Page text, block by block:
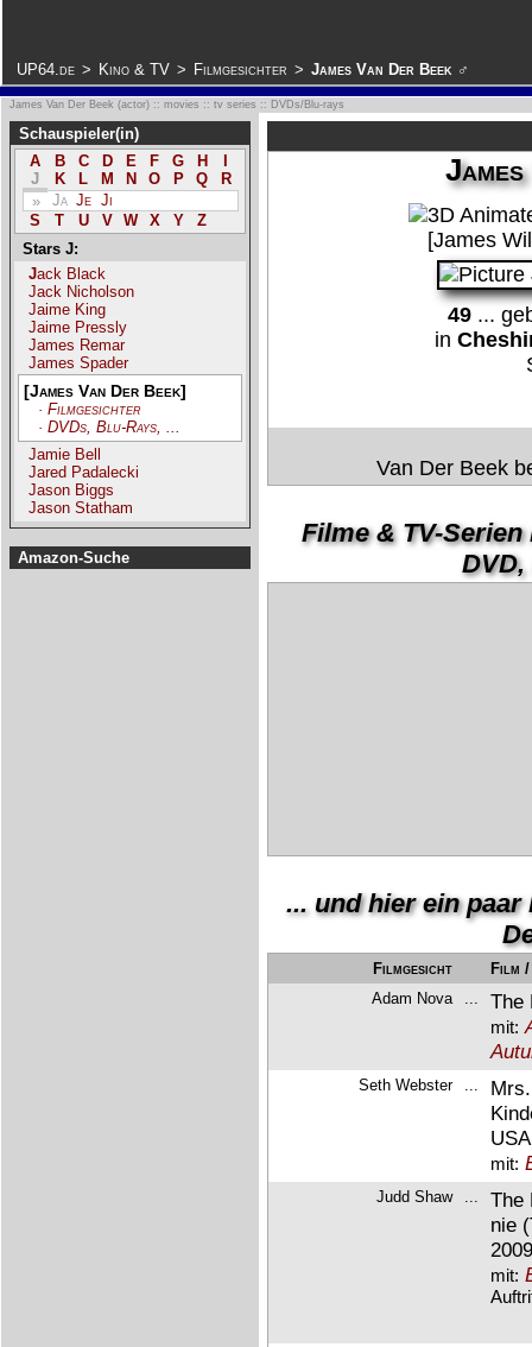
UP64.de > Kino & TV > Filmgesichter > James Van Der Beek ♂
James Van Der Beek (actor) :: movies :: tv series :: DVDs/Blu-rays
Schauspieler(in)
A
B C D E F G H
J
K L M N O P Q
R
»
Ja Je Ji
S
T U V W X Y
Z
Stars J:
Jack Black
Jack Nicholson
Jaime King
Jaime Pressly
James Remar
James Spader
[James Van Der Beek]
· Filmgesichter
· DVDs, Blu-Rays, ...
Jamie Bell
Jared Padalecki
Jason Biggs
Jason Statham
Amazon-Suche
[James
49 ...
in
Van Der Beek
Filme & TV-
... und hier ein
Filmgesicht
Film
Adam Nova
The
mit:
Seth Webster
mit:
Judd Shaw
The
nie
mit: